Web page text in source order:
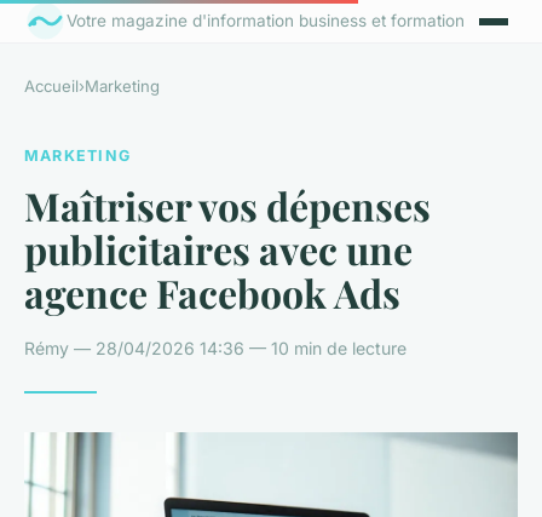
Votre magazine d'information business et formation
Accueil›Marketing
MARKETING
Maîtriser vos dépenses
publicitaires avec une
agence Facebook Ads
Rémy — 28/04/2026 14:36 — 10 min de lecture